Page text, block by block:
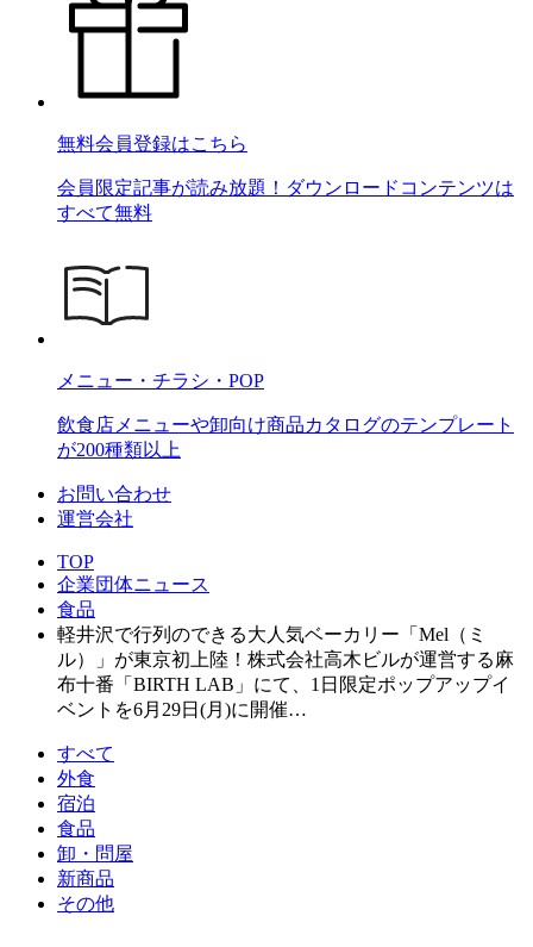
無料会員登録はこちら
会員限定記事が読み放題！ダウンロードコンテンツは
すべて無料
メニュー・チラシ・POP
飲食店メニューや卸向け商品カタログのテンプレート
が200種類以上
お問い合わせ
運営会社
TOP
企業団体ニュース
食品
軽井沢で行列のできる大人気ベーカリー「Mel（ミ
ル）」が東京初上陸！株式会社高木ビルが運営する麻
布十番「BIRTH LAB」にて、1日限定ポップアップイ
ベントを6月29日(月)に開催…
すべて
外食
宿泊
食品
卸・問屋
新商品
その他